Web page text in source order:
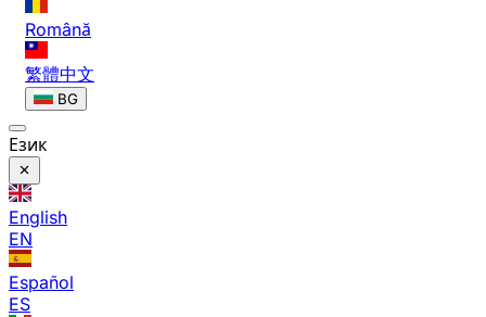
Română
繁體中文
BG
Език
English
EN
Español
ES